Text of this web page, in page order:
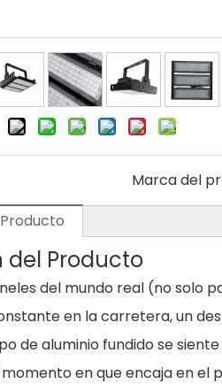
Marca del
del Producto
del mundo real (no solo
en la carretera, un
de aluminio fundido se
en que encaja en el